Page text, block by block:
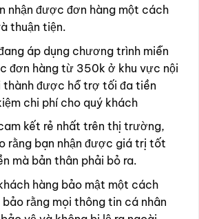
nhận được đơn hàng một cách
thuận tiện.
áp dụng chương trình miễn
đơn hàng từ 350k ở khu vực nội
thành được hỗ trợ tối đa tiền
chi phí cho quý khách
kết rẻ nhất trên thị trường,
rằng bạn nhận được giá trị tốt
mà bản thân phải bỏ ra.
hàng bảo mật một cách
rằng mọi thông tin cá nhân